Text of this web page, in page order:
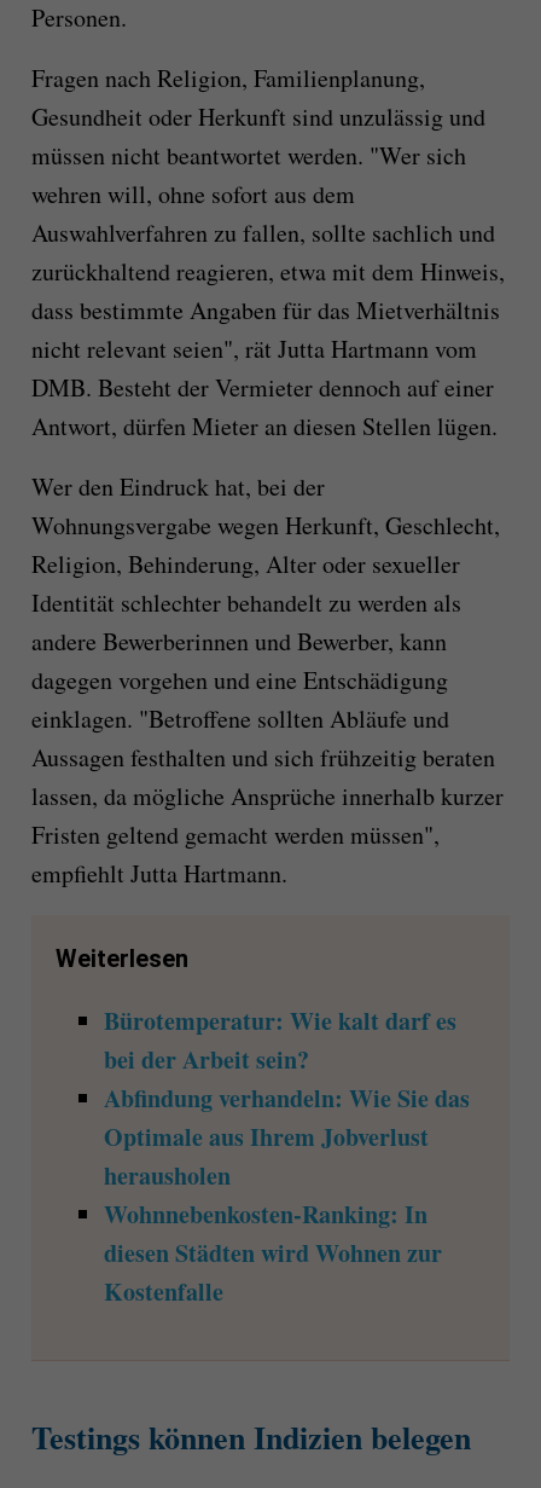
Personen.
Fragen nach Religion, Familienplanung,
Gesundheit oder Herkunft sind unzulässig und
müssen nicht beantwortet werden. "Wer sich
wehren will, ohne sofort aus dem
Auswahlverfahren zu fallen, sollte sachlich und
zurückhaltend reagieren, etwa mit dem Hinweis,
dass bestimmte Angaben für das Mietverhältnis
nicht relevant seien", rät Jutta Hartmann vom
DMB. Besteht der Vermieter dennoch auf einer
Antwort, dürfen Mieter an diesen Stellen lügen.
Wer den Eindruck hat, bei der
Wohnungsvergabe wegen Herkunft, Geschlecht,
Religion, Behinderung, Alter oder sexueller
Identität schlechter behandelt zu werden als
andere Bewerberinnen und Bewerber, kann
dagegen vorgehen und eine Entschädigung
einklagen. "Betroffene sollten Abläufe und
Aussagen festhalten und sich frühzeitig beraten
lassen, da mögliche Ansprüche innerhalb kurzer
Fristen geltend gemacht werden müssen",
empfiehlt Jutta Hartmann.
Weiterlesen
Bürotemperatur: Wie kalt darf es
bei der Arbeit sein?
Abfindung verhandeln: Wie Sie das
Optimale aus Ihrem Jobverlust
herausholen
Wohnnebenkosten-Ranking: In
diesen Städten wird Wohnen zur
Kostenfalle
Testings können Indizien belegen